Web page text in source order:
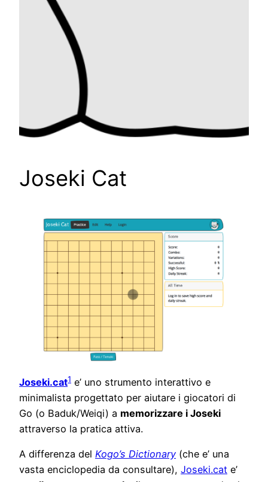
Joseki Cat
Joseki.cat1 e’ uno strumento interattivo e
minimalista progettato per aiutare i giocatori di
Go (o Baduk/Weiqi) a memorizzare i Joseki
attraverso la pratica attiva.
A differenza del Kogo’s Dictionary (che e’ una
vasta enciclopedia da consultare), Joseki.cat e’